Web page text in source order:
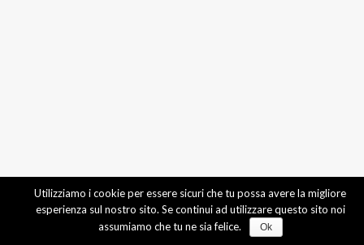
Utilizziamo i cookie per essere sicuri che tu possa avere la migliore
esperienza sul nostro sito. Se continui ad utilizzare questo sito noi
assumiamo che tu ne sia felice.
Ok